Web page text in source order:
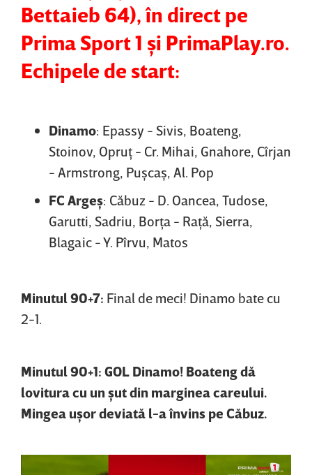
Bettaieb 64), în direct pe
Prima Sport 1 şi PrimaPlay.ro.
Echipele de start:
Dinamo: Epassy - Sivis, Boateng,
Stoinov, Opruţ - Cr. Mihai, Gnahore, Cîrjan
- Armstrong, Puşcaş, Al. Pop
FC Argeş: Căbuz - D. Oancea, Tudose,
Garutti, Sadriu, Borţa - Raţă, Sierra,
Blagaic - Y. Pîrvu, Matos
Minutul 90+7: Final de meci! Dinamo bate cu
2-1.
Minutul 90+1: GOL Dinamo! Boateng dă
lovitura cu un şut din marginea careului.
Mingea uşor deviată l-a învins pe Căbuz.